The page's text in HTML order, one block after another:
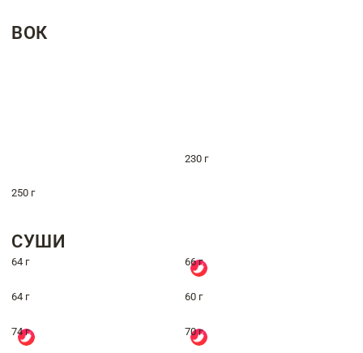
ВОК
230 г
250 г
СУШИ
64 г 66 г
64 г 60 г
74 г 70 г